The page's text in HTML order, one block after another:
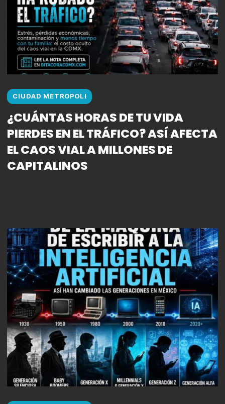
CIUDAD METROPOLI
¿CUÁNTAS HORAS DE TU VIDA
PIERDES EN EL TRÁFICO? ASÍ AFECTA
EL CAOS VIAL A MILLONES DE
CAPITALINOS